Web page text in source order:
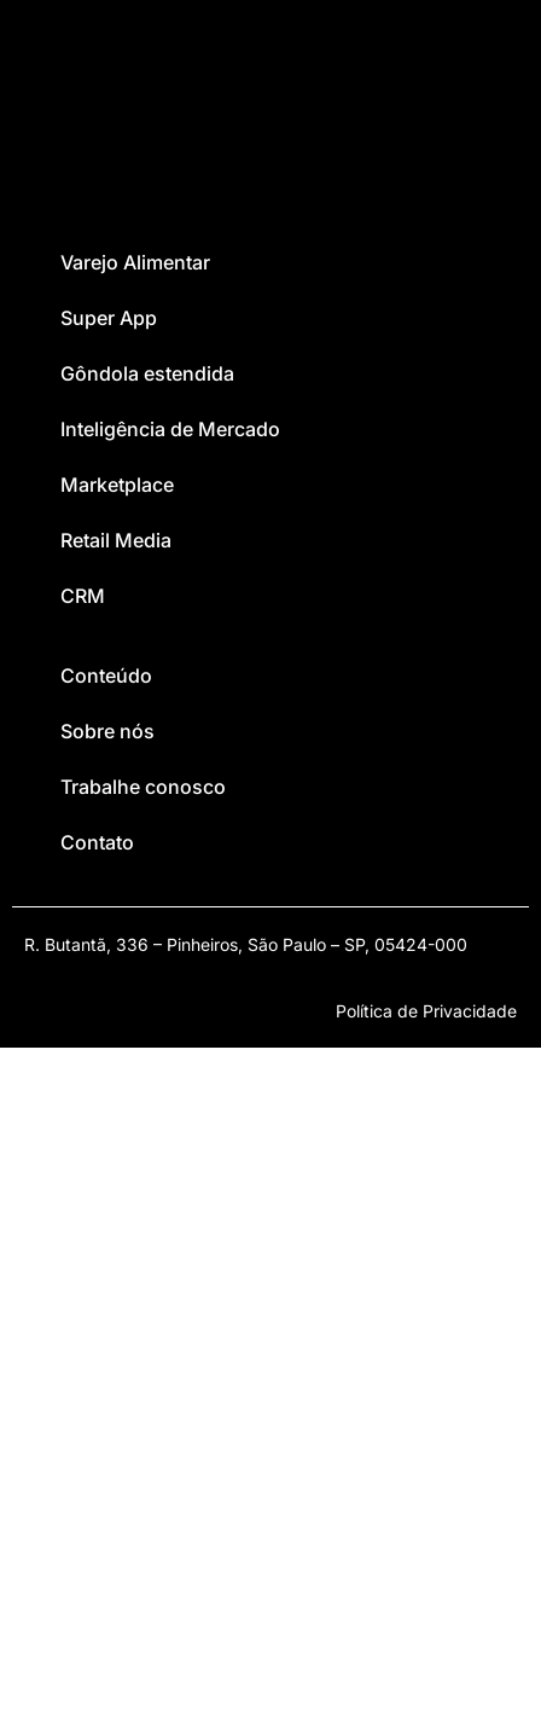
Varejo Alimentar
Super App
Gôndola estendida
Inteligência de Mercado
Marketplace
Retail Media
CRM
Conteúdo
Sobre nós
Trabalhe conosco
Contato
R. Butantã, 336 – Pinheiros, São Paulo – SP, 05424-000
Política de Privacidade